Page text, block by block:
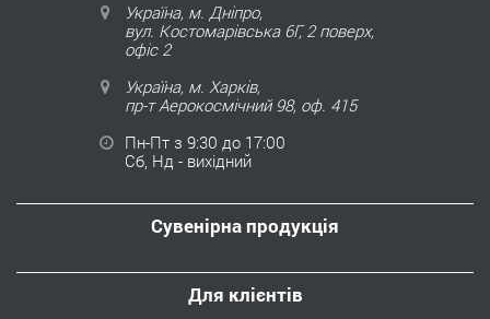
Україна, м. Дніпро,
вул. Костомарівська 6Г, 2 поверх,
офіс 2
Україна, м. Харків,
пр-т Аерокосмічний 98, оф. 415
Пн-Пт з 9:30 до 17:00
Сб, Нд - вихідний
Сувенірна продукція
Для клієнтів